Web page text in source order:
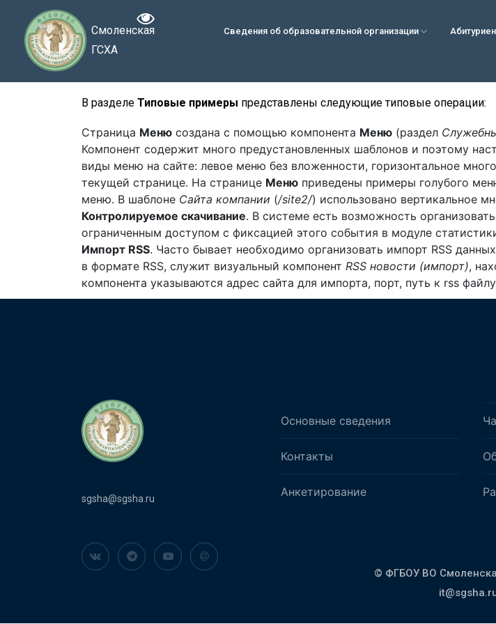
Смоленская
ГСХА
Сведения об образовательной организации
В разделе Типовые примеры представлены следующие типовые операции:
Страница Меню создана с помощью компонента Меню (раздел
Компонент содержит много предустановленных шаблонов и поэтому
виды меню на сайте: левое меню без вложенности, горизонтальное
текущей странице. На странице Меню приведены примеры голубого
меню. В шаблоне Сайта компании (/site2/) использовано вертикальное
Контролируемое скачивание. В системе есть возможность
ограниченным доступом с фиксацией этого события в модуле
Импорт RSS. Часто бывает необходимо организовать импорт RSS
в формате RSS, служит визуальный компонент RSS новости (импорт),
компонента указываются адрес сайта для импорта, порт, путь к rss
sgsha@sgsha.ru
Основные сведения
Контакты
Анкетирование
© ФГБОУ ВО